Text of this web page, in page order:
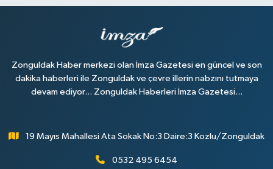
Zonguldak Haber merkezi olan İmza Gazetesi en güncel ve son
dakika haberleri ile Zonguldak ve çevre illerin nabzını tutmaya
devam ediyor... Zonguldak Haberleri İmza Gazetesi...
19 Mayıs Mahallesi Ata Sokak No:3 Daire:3 Kozlu/Zonguldak
0532 495 6454